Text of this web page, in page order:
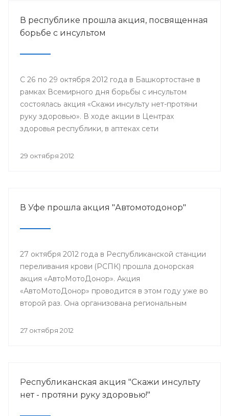
В республике прошла акция, посвященная
борьбе с инсультом
С 26 по 29 октября 2012 года в Башкортостане в
рамках Всемирного дня борьбы с инсультом
состоялась акция «Скажи инсульту нет-протяни
руку здоровью». В ходе акции в Центрах
здоровья республики, в аптеках сети
измерение артериального давления, пульса,
заболеваний, о мерах первичной профилактики
инсульта.
29 октября 2012
В Уфе прошла акция "Автомотодонор"
27 октября 2012 года в Республиканской станции
переливания крови (РСПК) прошла донорская
акция «АвтоМотоДонор». Акция
«АвтоМотоДонор» проводится в этом году уже во
второй раз. Она организована региональным
«Федерация автовладельцев России» совместно
крови и ее компонентов в России, реализуемой
Министерством здравоохранения Российской
Федерации и ФМБА России с 2008 года.
27 октября 2012
Республиканская акция "Скажи инсульту
нет - протяни руку здоровью!"